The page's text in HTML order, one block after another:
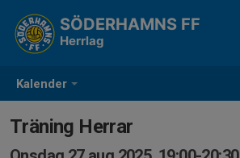
Kalender
SÖDERHAMNS FF
Herrlag
Träning Herrar